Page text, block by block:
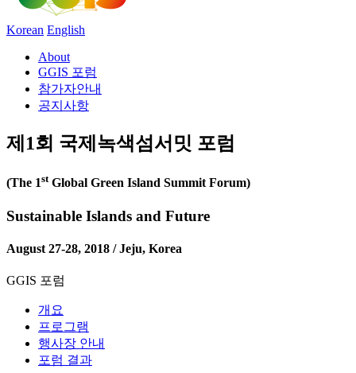
Korean English
About
GGIS 포럼
참가자안내
공지사항
제1회 국제녹색섬서밋 포럼
(The 1stGlobal Green Island Summit Forum)
Sustainable Islands and Future
August 27-28, 2018 / Jeju, Korea
GGIS 포럼
개요
프로그램
행사장 안내
포럼 결과